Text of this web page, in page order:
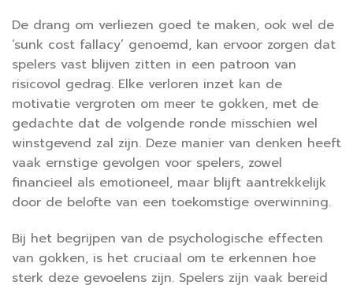
De drang om verliezen goed te maken, ook wel de
‘sunk cost fallacy’ genoemd, kan ervoor zorgen dat
spelers vast blijven zitten in een patroon van
risicovol gedrag. Elke verloren inzet kan de
motivatie vergroten om meer te gokken, met de
gedachte dat de volgende ronde misschien wel
winstgevend zal zijn. Deze manier van denken heeft
vaak ernstige gevolgen voor spelers, zowel
financieel als emotioneel, maar blijft aantrekkelijk
door de belofte van een toekomstige overwinning.
Bij het begrijpen van de psychologische effecten
van gokken, is het cruciaal om te erkennen hoe
sterk deze gevoelens zijn. Spelers zijn vaak bereid